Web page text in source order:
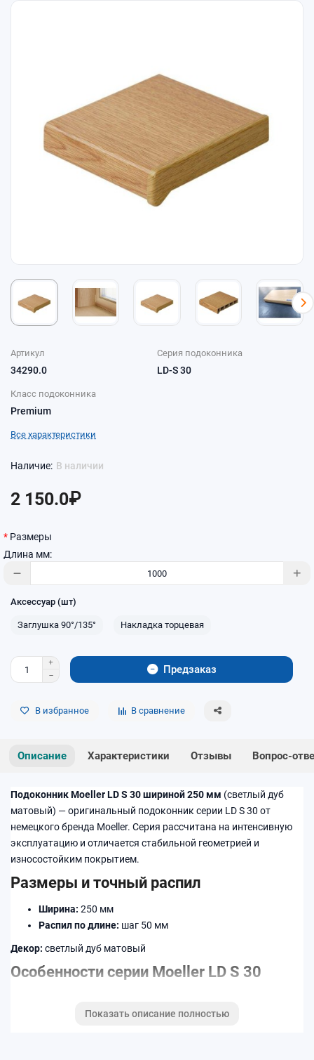
Артикул
34290.0
Серия подоконника
LD-S 30
Класс подоконника
Premium
Все характеристики
В наличии
2 150.0₽
Размеры
Длина мм:
Аксессуар (шт)
Заглушка 90°/135° Накладка торцевая
Предзаказ
В избранное В сравнение
Описание Характеристики Отзывы Вопрос-
Подоконник Moeller LD S 30 шириной 250 мм (светлый дуб
матовый) — оригинальный подоконник серии LD S 30 от
немецкого бренда Moeller. Серия рассчитана на интенсивную
эксплуатацию и отличается стабильной геометрией и
износостойким покрытием.
Размеры и точный распил
Ширина: 250 мм
Распил по длине: шаг 50 мм
Декор: светлый дуб матовый
Особенности серии Moeller LD S 30
Повышенная устойчивость к влаге и бытовым
Показать описание полностью